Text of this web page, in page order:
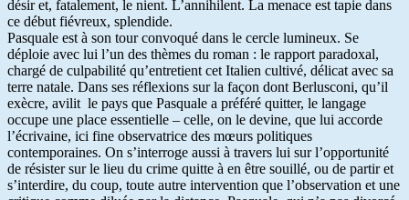
désir et, fatalement, le nient. L’annihilent. La menace est tapie dans
ce début fiévreux, splendide.
Pasquale est à son tour convoqué dans le cercle lumineux. Se
déploie avec lui l’un des thèmes du roman : le rapport paradoxal,
chargé de culpabilité qu’entretient cet Italien cultivé, délicat avec sa
terre natale. Dans ses réflexions sur la façon dont Berlusconi, qu’il
exècre, avilit le pays que Pasquale a préféré quitter, le langage
occupe une place essentielle – celle, on le devine, que lui accorde
l’écrivaine, ici fine observatrice des mœurs politiques
contemporaines. On s’interroge aussi à travers lui sur l’opportunité
de résister sur le lieu du crime quitte à en être souillé, ou de partir et
s’interdire, du coup, toute autre intervention que l’observation et une